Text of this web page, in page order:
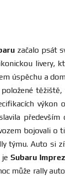
začalo psát
livery,
úspěchu a
těžiště,
výkon
především
bojovali o
týmu. Auto si
je Subaru
může rally